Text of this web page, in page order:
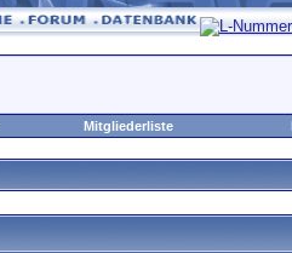
Mitgliederliste